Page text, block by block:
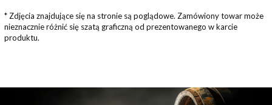
* Zdjęcia znajdujące się na stronie są poglądowe. Zamówiony towar może
nieznacznie różnić się szatą graficzną od prezentowanego w karcie
produktu.